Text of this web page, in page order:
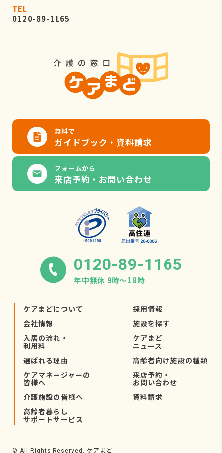
TEL
0120-89-1165
無料で
ガイドブック・資料請求
フォームから
来店予約・お問い合わせ
0120-89-1165
年中無休 9時〜18時
ケアまどについて
会社情報
入居の流れ・
利用料
選ばれる理由
ケアマネージャーの
皆様へ
介護施設の皆様へ
高齢者暮らし
サポートサービス
採用情報
施設を探す
ケアまど
ニュース
高齢者向け施設の種類
来店予約・
お問い合わせ
資料請求
© All Rights Reserved. ケアまど